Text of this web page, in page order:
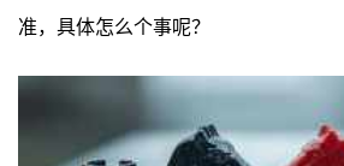
准，具体怎么个事呢？